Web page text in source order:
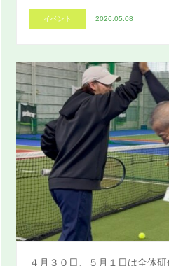
イベント 2026.05.08
４月３０日、５月１日は全体